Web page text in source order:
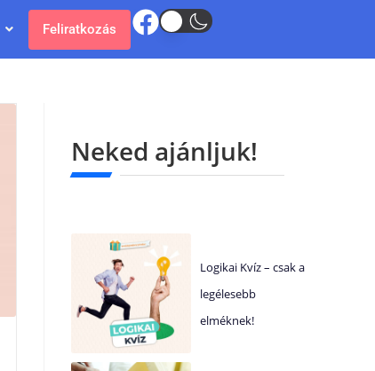
Feliratkozás
Neked ajánljuk!
Logikai Kvíz – csak a
legélesebb
elméknek!